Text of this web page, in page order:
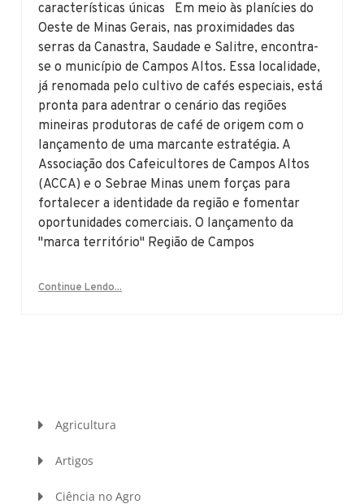
características únicas Em meio às planícies do
Oeste de Minas Gerais, nas proximidades das
serras da Canastra, Saudade e Salitre, encontra-
se o município de Campos Altos. Essa localidade,
já renomada pelo cultivo de cafés especiais, está
pronta para adentrar o cenário das regiões
mineiras produtoras de café de origem com o
lançamento de uma marcante estratégia. A
Associação dos Cafeicultores de Campos Altos
(ACCA) e o Sebrae Minas unem forças para
fortalecer a identidade da região e fomentar
oportunidades comerciais. O lançamento da
"marca território" Região de Campos
Continue Lendo...
Agricultura
Artigos
Ciência no Agro